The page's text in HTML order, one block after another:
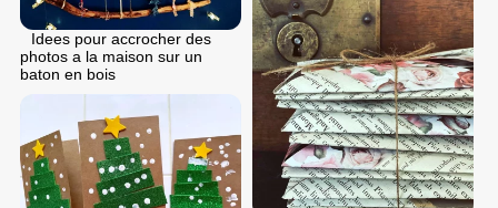
Idees pour accrocher des
photos a la maison sur un
baton en bois